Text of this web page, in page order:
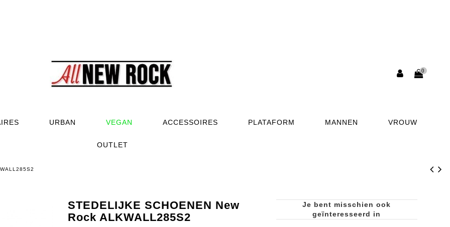
0
URBAN VEGAN ACCESSOIRES PLATAFORM MANNEN VROUW
OUTLET
STEDELIJKE SCHOENEN New
Rock ALKWALL285S2
Je bent misschien ook
geïnteresseerd in